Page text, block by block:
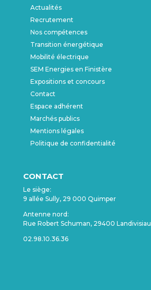
Actualités
Recrutement
Nos compétences
Transition énergétique
Mobilité électrique
SEM Energies en Finistère
Expositions et concours
Contact
Espace adhérent
Marchés publics
Mentions légales
Politique de confidentialité
CONTACT
Le siège:
9 allée Sully, 29 000 Quimper
Antenne nord:
Rue Robert Schuman, 29400 Landivisiau
02.98.10.36.36